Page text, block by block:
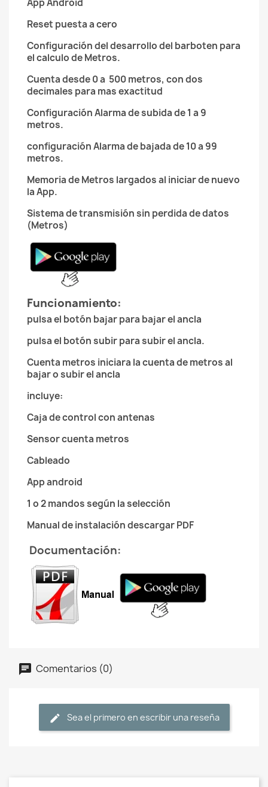
App Android
Reset puesta a cero
Configuración del desarrollo del barboten para
el calculo de Metros.
Cuenta desde 0 a 500 metros, con dos
decimales para mas exactitud
Configuración Alarma de subida de 1 a 9
metros.
configuración Alarma de bajada de 10 a 99
metros.
Memoria de Metros largados al iniciar de nuevo
la App.
Sistema de transmisión sin perdida de datos
(Metros)
Funcionamiento:
pulsa el botón bajar para bajar el ancla
pulsa el botón subir para subir el ancla.
Cuenta metros iniciara la cuenta de metros al
bajar o subir el ancla
incluye:
Caja de control con antenas
Sensor cuenta metros
Cableado
App android
1 o 2 mandos según la selección
Manual de instalación descargar PDF
Documentación:
Comentarios (0)
Sea el primero en escribir una reseña